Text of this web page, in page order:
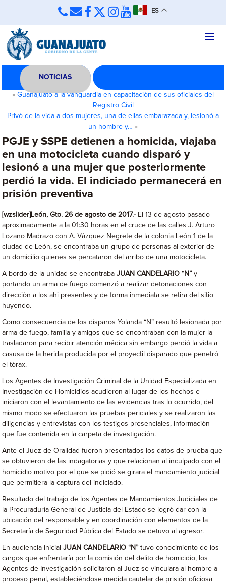
ES
NOTICIAS
« Guanajuato a la vanguardia en capacitación de sus oficiales del
Registro Civil
Privó de la vida a dos mujeres, una de ellas embarazada y, lesionó a
un hombre y… »
PGJE y SSPE detienen a homicida, viajaba
en una motocicleta cuando disparó y
lesionó a una mujer que posteriormente
perdió la vida. El indiciado permanecerá en
prisión preventiva
[wzslider]León, Gto. 26 de agosto de 2017.-El 13 de agosto pasado
aproximadamente a la 01:30 horas en el cruce de las calles J. Arturo
Lozano Madrazo con A. Vázquez Negrete de la colonia León 1 de la
ciudad de León, se encontraba un grupo de personas al exterior de
un domicilio quienes se percataron del arribo de una motocicleta.
A bordo de la unidad se encontrabaJUAN CANDELARIO “N” y
portando un arma de fuego comenzó a realizar detonaciones con
dirección a los ahí presentes y de forma inmediata se retira del sitio
huyendo.
Como consecuencia de los disparos Yolanda “N” resultó lesionada por
arma de fuego, familia y amigos que se encontraban con la mujer la
trasladaron para recibir atención médica sin embargo perdió la vida a
casusa de la herida producida por el proyectil disparado que penetró
el tórax.
Los Agentes de Investigación Criminal de la Unidad Especializada en
Investigación de Homicidios acudieron al lugar de los hechos e
iniciaron con el levantamiento de las evidencias tras lo ocurrido, del
mismo modo se efectuaron las pruebas periciales y se realizaron las
diligencias y entrevistas con los testigos presenciales, información
que fue contenida en la carpeta de investigación.
Ante el Juez de Oralidad fueron presentados los datos de prueba que
se obtuvieron de las indagatorias y que relacionan al inculpado con el
homicidio motivo por el que se pidió se girara el mandamiento judicial
que permitiera la captura del indiciado.
Resultado del trabajo de los Agentes de Mandamientos Judiciales de
la Procuraduría General de Justicia del Estado se logró dar con la
ubicación del responsable y en coordinación con elementos de la
Secretaría de Seguridad Pública del Estado se detuvo al agresor.
En audiencia inicialJUAN CANDELARIO “N” tuvo conocimiento de los
cargos que enfrentaría por la comisión del delito de homicidio, los
Agentes de Investigación solicitaron al Juez se vinculara al hombre a
proceso penal, estableciéndose medida cautelar de prisión oficiosa